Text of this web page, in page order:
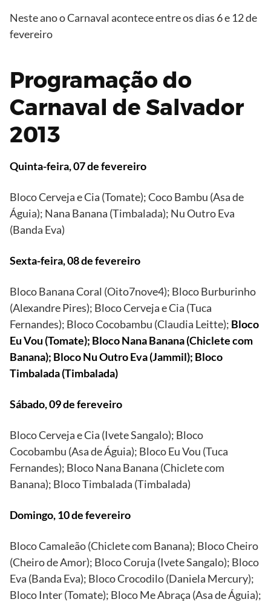
Neste ano o Carnaval acontece entre os dias 6 e 12 de
fevereiro
Programação do
Carnaval de Salvador
2013
Quinta-feira, 07 de fevereiro
Bloco Cerveja e Cia (Tomate); Coco Bambu (Asa de
Águia); Nana Banana (Timbalada); Nu Outro Eva
(Banda Eva)
Sexta-feira, 08 de fevereiro
Bloco Banana Coral (Oito7nove4); Bloco Burburinho
(Alexandre Pires); Bloco Cerveja e Cia (Tuca
Fernandes); Bloco Cocobambu (Claudia Leitte); Bloco
Eu Vou (Tomate); Bloco Nana Banana (Chiclete com
Banana); Bloco Nu Outro Eva (Jammil); Bloco
Timbalada (Timbalada)
Sábado, 09 de fereveiro
Bloco Cerveja e Cia (Ivete Sangalo); Bloco
Cocobambu (Asa de Águia); Bloco Eu Vou (Tuca
Fernandes); Bloco Nana Banana (Chiclete com
Banana); Bloco Timbalada (Timbalada)
Domingo, 10 de fevereiro
Bloco Camaleão (Chiclete com Banana); Bloco Cheiro
(Cheiro de Amor); Bloco Coruja (Ivete Sangalo); Bloco
Eva (Banda Eva); Bloco Crocodilo (Daniela Mercury);
Bloco Inter (Tomate); Bloco Me Abraça (Asa de Águia);